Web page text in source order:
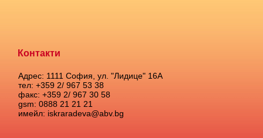
Контакти
Адрес: 1111 София, ул. "Лидице" 16А
тел: +359 2/ 967 53 38
факс: +359 2/ 967 30 58
gsm: 0888 21 21 21
имейл: iskraradeva@abv.bg